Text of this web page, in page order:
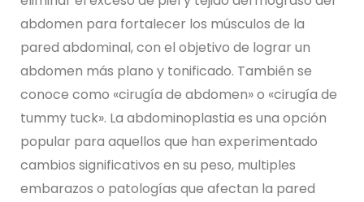
abdomen para fortalecer los músculos de la
pared abdominal, con el objetivo de lograr un
abdomen más plano y tonificado. También se
conoce como «cirugía de abdomen» o «cirugía de
tummy tuck». La abdominoplastia es una opción
popular para aquellos que han experimentado
cambios significativos en su peso, multiples
embarazos o patologías que afectan la pared